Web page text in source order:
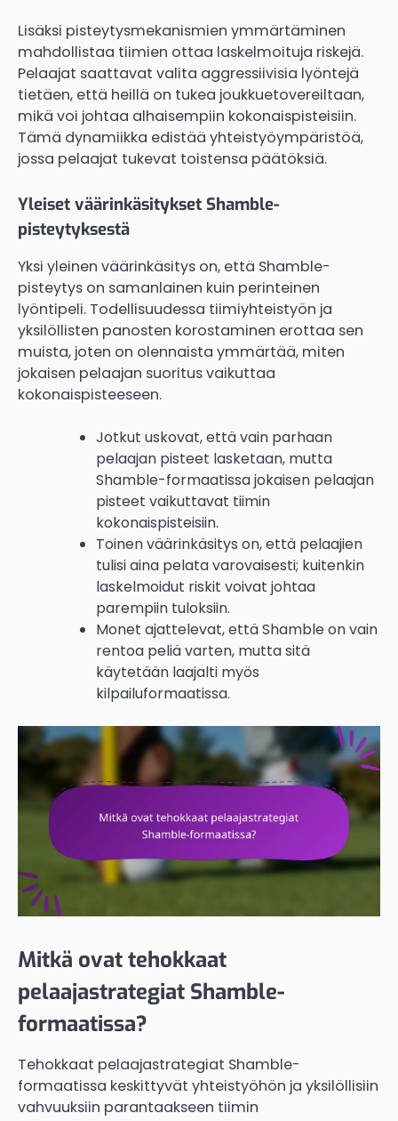
Lisäksi pisteytysmekanismien ymmärtäminen
mahdollistaa tiimien ottaa laskelmoituja riskejä.
Pelaajat saattavat valita aggressiivisia lyöntejä
tietäen, että heillä on tukea joukkuetovereiltaan,
mikä voi johtaa alhaisempiin kokonaispisteisiin.
Tämä dynamiikka edistää yhteistyöympäristöä,
jossa pelaajat tukevat toistensa päätöksiä.
Yleiset väärinkäsitykset Shamble-
pisteytyksestä
Yksi yleinen väärinkäsitys on, että Shamble-
pisteytys on samanlainen kuin perinteinen
lyöntipeli. Todellisuudessa tiimiyhteistyön ja
yksilöllisten panosten korostaminen erottaa sen
muista, joten on olennaista ymmärtää, miten
jokaisen pelaajan suoritus vaikuttaa
kokonaispisteeseen.
Jotkut uskovat, että vain parhaan
pelaajan pisteet lasketaan, mutta
Shamble-formaatissa jokaisen pelaajan
pisteet vaikuttavat tiimin
kokonaispisteisiin.
Toinen väärinkäsitys on, että pelaajien
tulisi aina pelata varovaisesti; kuitenkin
laskelmoidut riskit voivat johtaa
parempiin tuloksiin.
Monet ajattelevat, että Shamble on vain
rentoa peliä varten, mutta sitä
käytetään laajalti myös
kilpailuformaatissa.
Mitkä ovat tehokkaat
pelaajastrategiat Shamble-
formaatissa?
Tehokkaat pelaajastrategiat Shamble-
formaatissa keskittyvät yhteistyöhön ja yksilöllisiin
vahvuuksiin parantaakseen tiimin